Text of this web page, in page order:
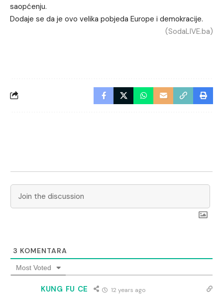
saopćenju.
Dodaje se da je ovo velika pobjeda Europe i demokracije.
(SodaLIVE.ba)
3 KOMENTARA
Most Voted
KUNG FU CE 12 years ago